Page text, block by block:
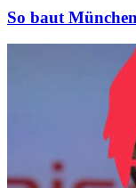
So baut